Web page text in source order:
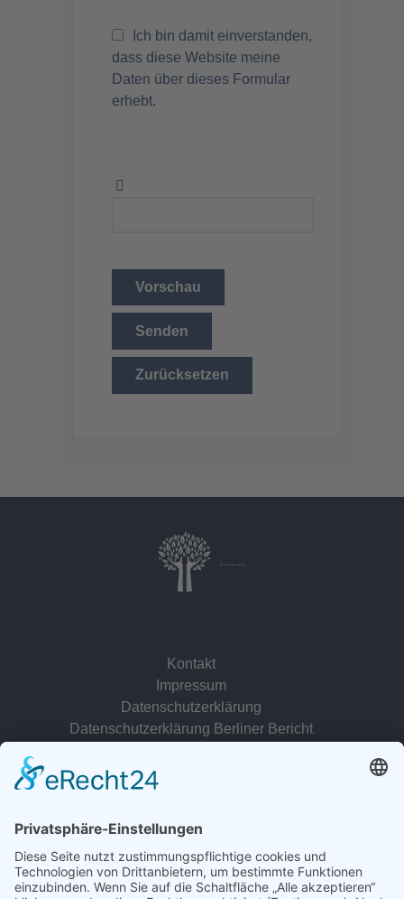
Ich bin damit einverstanden,
dass diese Website meine
Daten über dieses Formular
erhebt.
Vorschau
Senden
Zurücksetzen
Kontakt
Impressum
Datenschutzerklärung
Datenschutzerklärung Berliner Bericht
© 2022 - 2026 Dr. Christina Baum. Alle Rechte vorbehalten.